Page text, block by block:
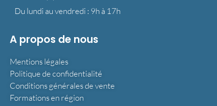
Du lundi au vendredi : 9h à 17h
A propos de nous
Mentions légales
Politique de confidentialité
Conditions générales de vente
Formations en région